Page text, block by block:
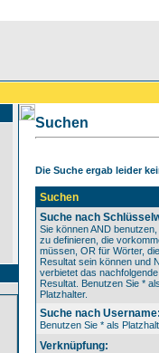
Suchen
Die Suche ergab leider
Suchen
Suche nach
Sie können AND
zu definieren, die
müssen, OR für Wörter,
Resultat sein können und
verbietet das
Resultat. Benutzen Sie *
Platzhalter.
Suche nach
Benutzen Sie * als
Verknüpfung: